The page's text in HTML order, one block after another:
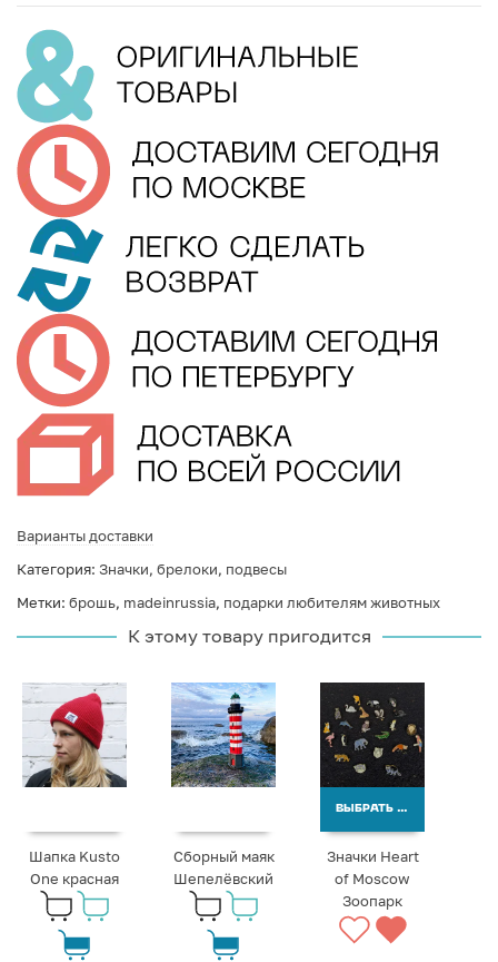
Варианты доставки
Категория: Значки, брелоки, подвесы
Метки: брошь, madeinrussia, подарки любителям животных
К этому товару пригодится
Шапка Kusto
One красная
Сборный маяк
Шепелёвский
ВЫБРАТЬ ВАРИАНТЫ
Значки Heart
of Moscow
Зоопарк